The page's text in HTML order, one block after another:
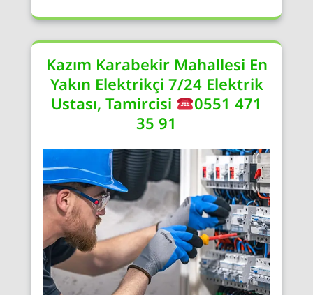
Kazım Karabekir Mahallesi En
Yakın Elektrikçi 7/24 Elektrik
Ustası, Tamircisi
0551 471
35 91